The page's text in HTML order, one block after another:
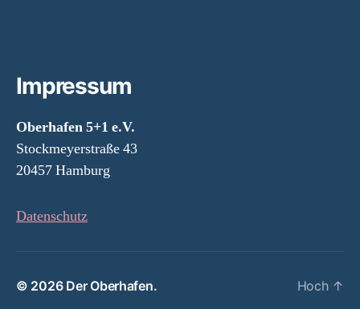
Impressum
Oberhafen 5+1 e.V.
Stockmeyerstraße 43
20457 Hamburg
Datenschutz
© 2026 Der Oberhafen. Hoch ↑